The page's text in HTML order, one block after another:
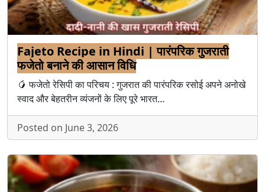
Fajeto Recipe in Hindi | पारंपरिक गुजराती
फजेतो बनाने की आसान विधि
🥭 फजेतो रेसिपी का परिचय : गुजरात की पारंपरिक रसोई अपने अनोखे
स्वाद और बेहतरीन व्यंजनों के लिए पूरे भारत…
Posted on June 3, 2026